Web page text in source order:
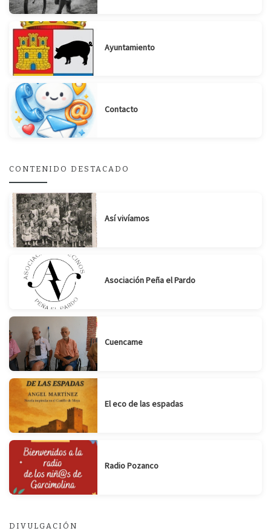
Ayuntamiento
Contacto
CONTENIDO DESTACADO
Así vivíamos
Asociación Peña el Pardo
Cuencame
El eco de las espadas
Radio Pozanco
DIVULGACIÓN